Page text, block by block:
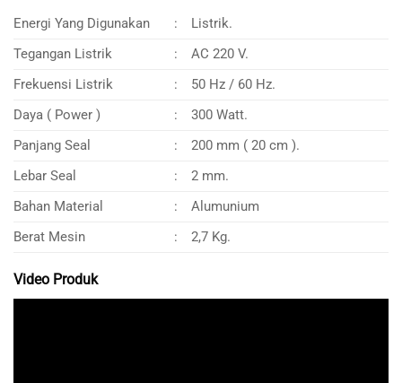
Energi Yang Digunakan :
Listrik.
Tegangan Listrik
:
AC 220 V.
Frekuensi Listrik
:
50 Hz / 60 Hz.
Daya ( Power )
:
300 Watt.
Panjang Seal
:
200 mm ( 20 cm ).
Lebar Seal
:
2 mm.
Bahan Material
:
Alumunium
Berat Mesin
: 2,7 Kg.
Video Produk